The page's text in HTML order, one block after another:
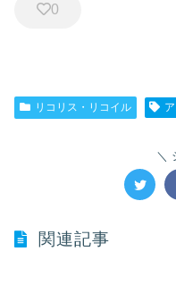
0
リコリス・リコイル
関連記事